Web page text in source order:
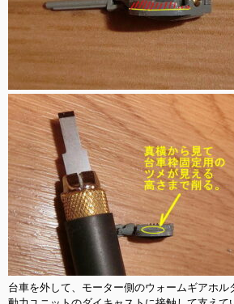
台車を外して、モーター側のウォームギアホル